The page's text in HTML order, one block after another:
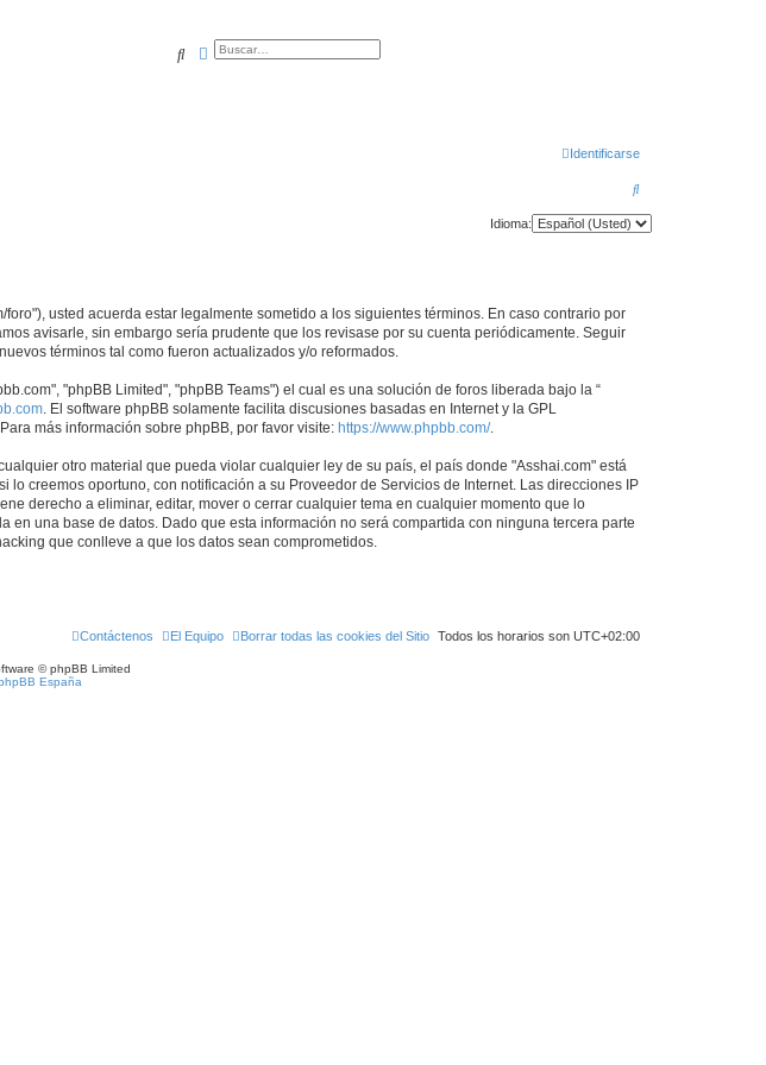
BuscarBúsqueda avanzada
Identificarse
B
u
Idioma:
usted acuerda estar legalmente sometido a los siguientes términos. En caso contrario por
avisarle, sin embargo sería prudente que los revisase por su cuenta periódicamente. Seguir
términos tal como fueron actualizados y/o reformados.
"phpBB Limited", "phpBB Teams") el cual es una solución de foros liberada bajo la “
. El software phpBB solamente facilita discusiones basadas en Internet y la GPL
más información sobre phpBB, por favor visite: https://www.phpbb.com/.
otro material que pueda violar cualquier ley de su país, el país donde "Asshai.com" está
creemos oportuno, con notificación a su Proveedor de Servicios de Internet. Las direcciones IP
derecho a eliminar, editar, mover o cerrar cualquier tema en cualquier momento que lo
una base de datos. Dado que esta información no será compartida con ninguna tercera parte
que conlleve a que los datos sean comprometidos.
Todos los horarios son UTC+02:00
Borrar todas las cookies del Sitio
El Equipo
Contáctenos
© phpBB Limited
España